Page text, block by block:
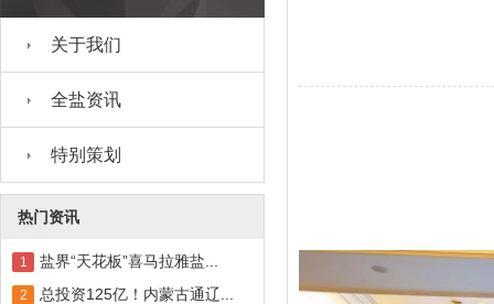
关于我们
全盐资讯
特别策划
热门资讯
1 盐界“天花板”喜马拉雅盐...
2 总投资125亿！内蒙古通辽...